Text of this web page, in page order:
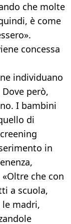
che molte
è come
concessa
individuano
però,
I bambini
di
in
che con
a scuola,
madri,